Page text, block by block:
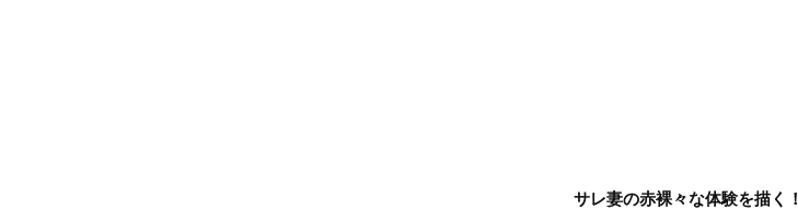
サレ妻の赤裸々な体験を描く